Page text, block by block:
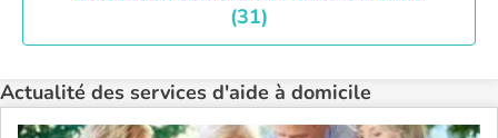
(31)
Actualité des services d'aide à domicile